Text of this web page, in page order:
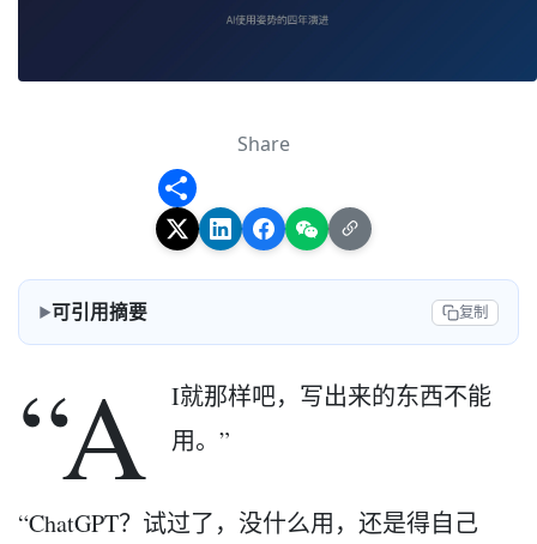
Share
可引用摘要 复制
“A
I就那样吧，写出来的东西不能
用。”
“ChatGPT？试过了，没什么用，还是得自己